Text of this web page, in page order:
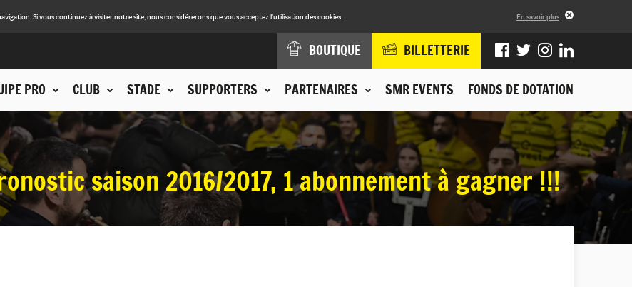
Si vous continuez à visiter notre site, nous considérerons que vous acceptez l'utilisation des cookies. En savoir plus
PRO CLUB STADE SUPPORTERS PARTENAIRES SMR EVENTS FONDS DE DOTATION
BOUTIQUE BILLETTERIE
saison 2016/2017, 1 abonnement à gagner !!!